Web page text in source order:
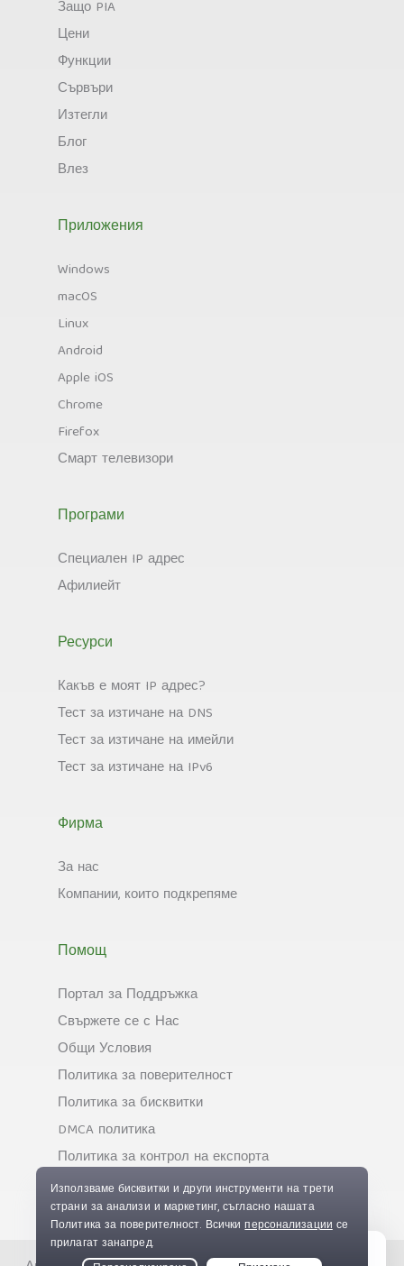
Защо PIA
Цени
Функции
Сървъри
Изтегли
Блог
Влез
Приложения
Windows
macOS
Linux
Android
Apple iOS
Chrome
Firefox
Смарт телевизори
Програми
Специален IP адрес
Афилиейт
Ресурси
Какъв е моят IP адрес?
Тест за изтичане на DNS
Тест за изтичане на имейли
Тест за изтичане на IPv6
Фирма
За нас
Компании, които подкрепяме
Помощ
Портал за Поддръжка
Свържете се с Нас
Общи Условия
Политика за поверителност
Политика за бисквитки
DMCA политика
Политика за контрол на експорта